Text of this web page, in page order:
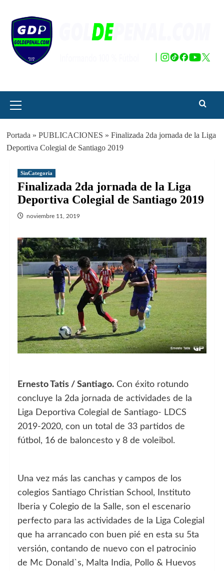
contenido
principal
Portada » PUBLICACIONES » Finalizada 2da jornada de la Liga
Deportiva Colegial de Santiago 2019
SinCategoria
Finalizada 2da jornada de la Liga
Deportiva Colegial de Santiago 2019
noviembre 11, 2019
Ernesto Tatis / Santiago. Con éxito rotundo
concluye la 2da jornada de actividades de la
Liga Deportiva Colegial de Santiago- LDCS
2019-2020, con un total de 33 partidos de
fútbol, 16 de baloncesto y 8 de voleibol.
Una vez más las canchas y campos de los
colegios Santiago Christian School, Instituto
Iberia y Colegio de la Salle, son el escenario
perfecto para las actividades de la Liga Colegial
que ha arrancado con buen pié en esta su 5ta
versión, contando de nuevo con el patrocinio
de Mc Donald`s, Malta India, Pollo & Huevos